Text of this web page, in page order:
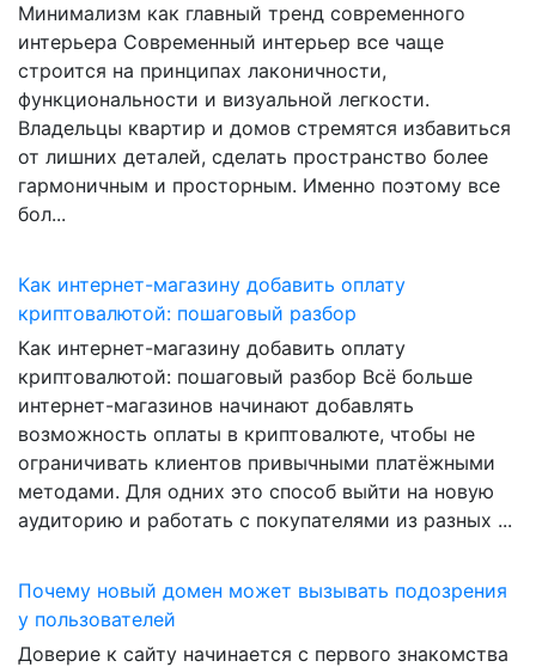
Минимализм как главный тренд современного
интерьера Современный интерьер все чаще
строится на принципах лаконичности,
функциональности и визуальной легкости.
Владельцы квартир и домов стремятся избавиться
от лишних деталей, сделать пространство более
гармоничным и просторным. Именно поэтому все
бол...
Как интернет-магазину добавить оплату
криптовалютой: пошаговый разбор
Как интернет-магазину добавить оплату
криптовалютой: пошаговый разбор Всё больше
интернет-магазинов начинают добавлять
возможность оплаты в криптовалюте, чтобы не
ограничивать клиентов привычными платёжными
методами. Для одних это способ выйти на новую
аудиторию и работать с покупателями из разных ...
Почему новый домен может вызывать подозрения
у пользователей
Доверие к сайту начинается с первого знакомства